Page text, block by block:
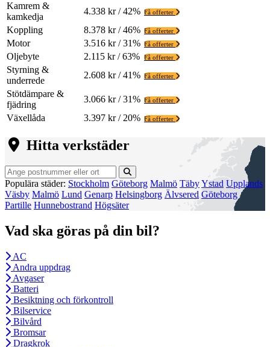
Kamrem &
kamkedja
4.338 kr / 42% Få offerter
Koppling 8.378 kr / 46% Få offerter
Motor 3.516 kr / 31% Få offerter
Oljebyte 2.115 kr / 63% Få offerter
Styrning &
underrede
2.608 kr / 41% Få offerter
Stötdämpare &
fjädring
3.066 kr / 31% Få offerter
Växellåda 3.397 kr / 20% Få offerter
Hitta verkstäder
Populära städer: Stockholm Göteborg Malmö TäbyYstad Upplands
Väsby Malmö Lund Genarp Helsingborg Älvsered Göteborg
Partille Hunnebostrand Högsäter
Vad ska göras på din bil?
AC
Andra uppdrag
Avgaser
Batteri
Besiktning och förkontroll
Bilservice
Bilvård
Bromsar
Dragkrok